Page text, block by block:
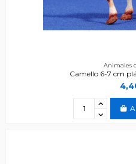
Animales
Camello 6-7 cm